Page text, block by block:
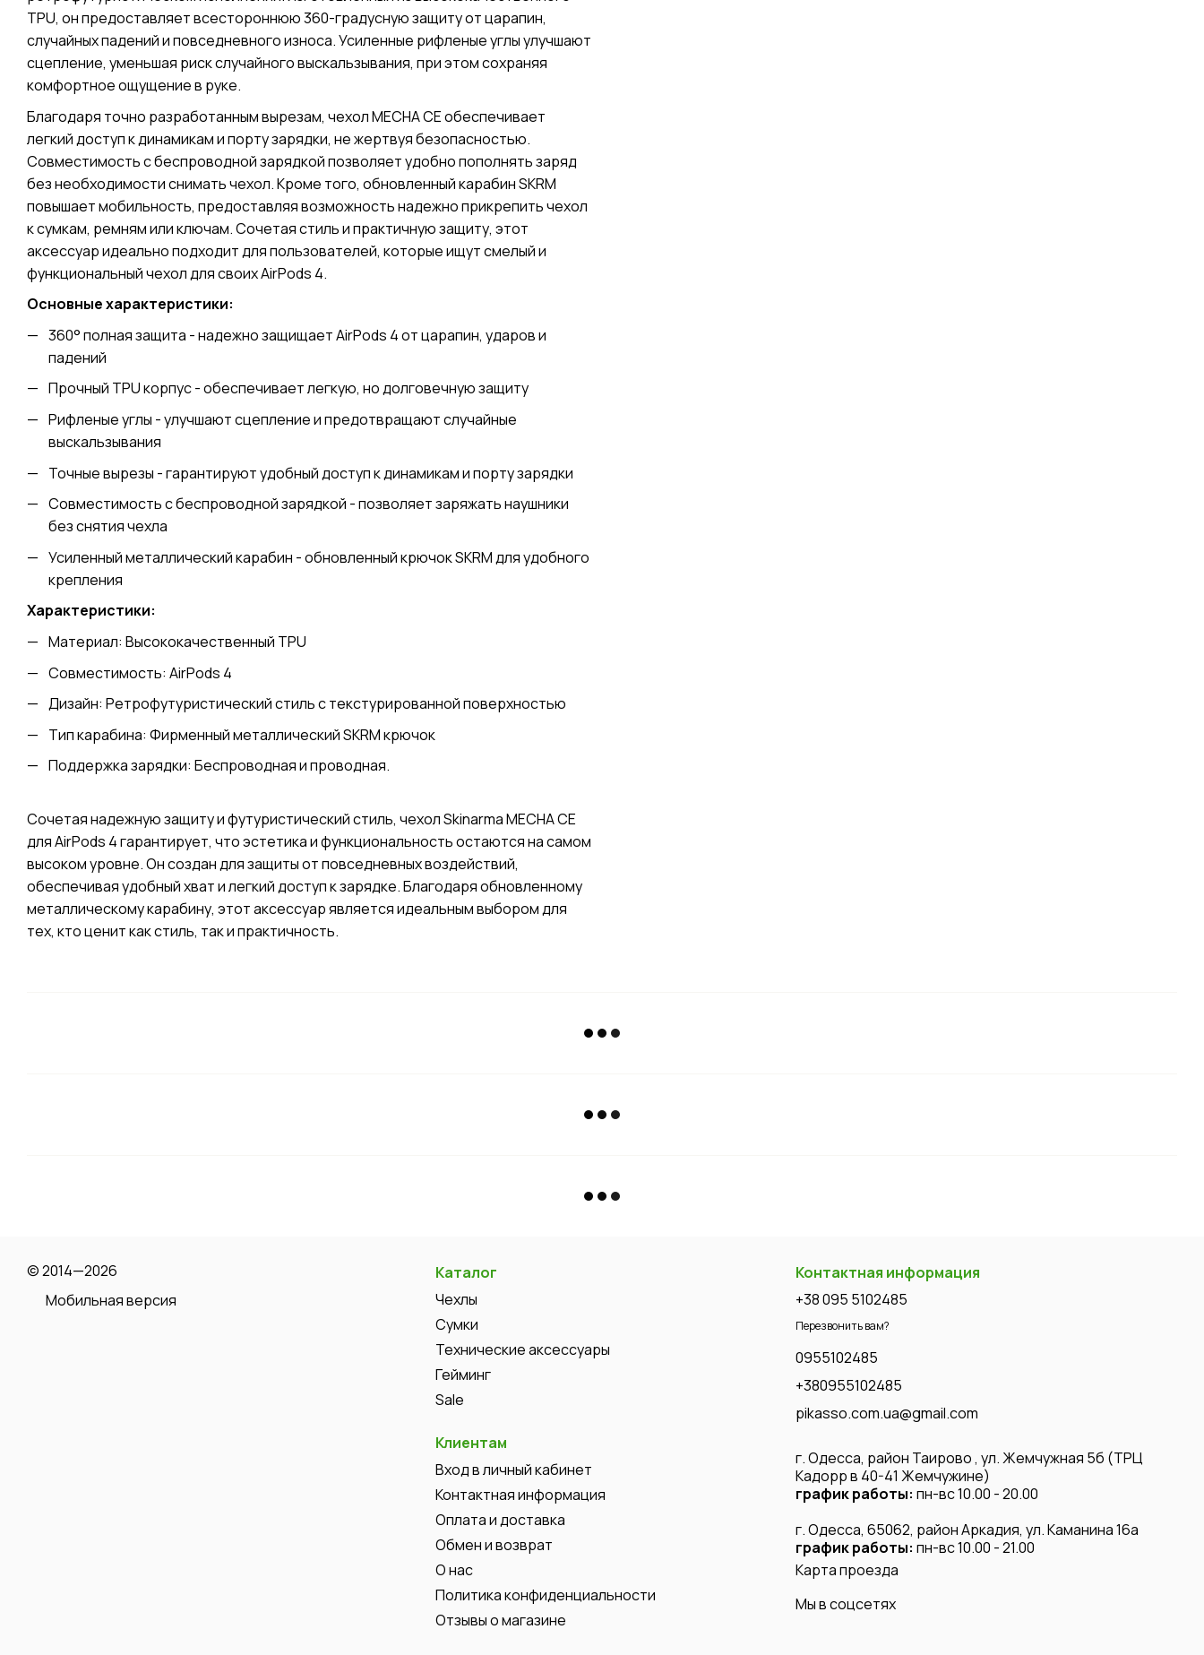
TPU, он предоставляет всестороннюю 360-градусную защиту от царапин,
случайных падений и повседневного износа. Усиленные рифленые углы улучшают
сцепление, уменьшая риск случайного выскальзывания, при этом сохраняя
комфортное ощущение в руке.
Благодаря точно разработанным вырезам, чехол MECHA CE обеспечивает
легкий доступ к динамикам и порту зарядки, не жертвуя безопасностью.
Совместимость с беспроводной зарядкой позволяет удобно пополнять заряд
без необходимости снимать чехол. Кроме того, обновленный карабин SKRM
повышает мобильность, предоставляя возможность надежно прикрепить чехол
к сумкам, ремням или ключам. Сочетая стиль и практичную защиту, этот
аксессуар идеально подходит для пользователей, которые ищут смелый и
функциональный чехол для своих AirPods 4.
Основные характеристики:
360° полная защита - надежно защищает AirPods 4 от царапин, ударов и
падений
Прочный TPU корпус - обеспечивает легкую, но долговечную защиту
Рифленые углы - улучшают сцепление и предотвращают случайные
выскальзывания
Точные вырезы - гарантируют удобный доступ к динамикам и порту зарядки
Совместимость с беспроводной зарядкой - позволяет заряжать наушники
без снятия чехла
Усиленный металлический карабин - обновленный крючок SKRM для удобного
крепления
Характеристики:
Материал: Высококачественный TPU
Совместимость: AirPods 4
Дизайн: Ретрофутуристический стиль с текстурированной поверхностью
Тип карабина: Фирменный металлический SKRM крючок
Поддержка зарядки: Беспроводная и проводная.
Сочетая надежную защиту и футуристический стиль, чехол Skinarma MECHA CE
для AirPods 4 гарантирует, что эстетика и функциональность остаются на самом
высоком уровне. Он создан для защиты от повседневных воздействий,
обеспечивая удобный хват и легкий доступ к зарядке. Благодаря обновленному
металлическому карабину, этот аксессуар является идеальным выбором для
тех, кто ценит как стиль, так и практичность.
© 2014—2026
Мобильная версия
Каталог
Чехлы
Сумки
Технические аксессуары
Гейминг
Sale
Клиентам
Вход в личный кабинет
Контактная информация
Оплата и доставка
Обмен и возврат
О нас
Политика конфиденциальности
Отзывы о магазине
Контактная информация
+38 095 5102485
Перезвонить вам?
0955102485
+380955102485
pikasso.com.ua@gmail.com
г. Одесса, район Таирово , ул. Жемчужная 5б (ТРЦ
Кадорр в 40-41 Жемчужине)
график работы: пн-вс 10.00 - 20.00
г. Одесса, 65062, район Аркадия, ул. Каманина 16а
график работы: пн-вс 10.00 - 21.00
Карта проезда
Мы в соцсетях